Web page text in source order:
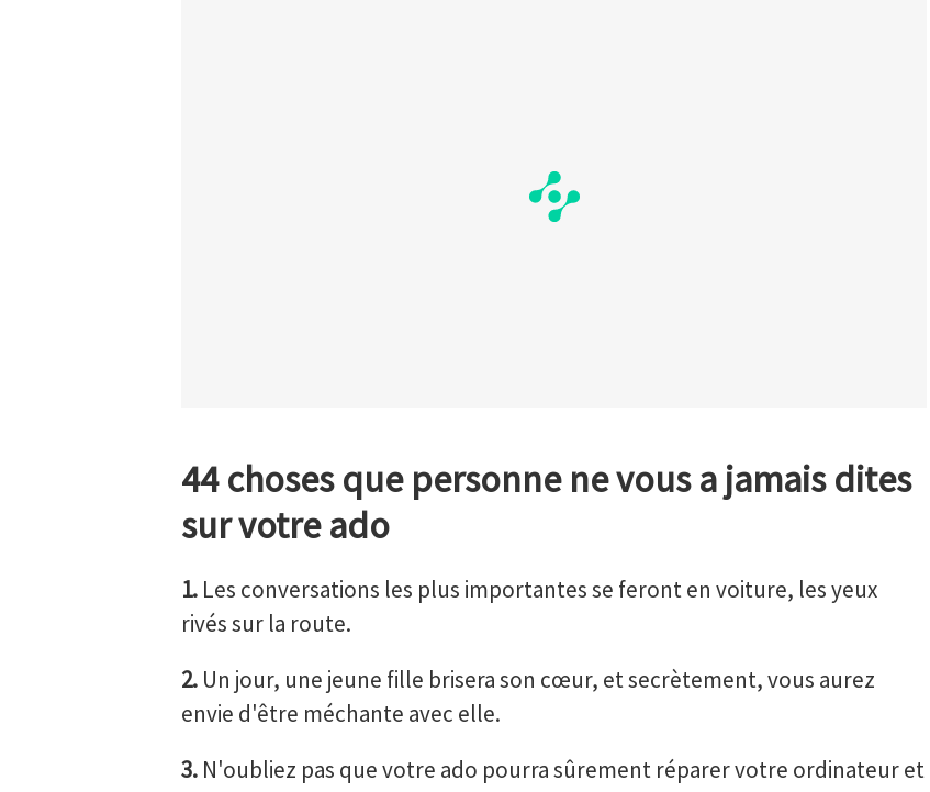
44 choses que personne ne vous a jamais dites
sur votre ado
1.Les conversations les plus importantes se feront en voiture, les yeux
rivés sur la route.
2.Un jour, une jeune fille brisera son cœur, et secrètement, vous aurez
envie d'être méchante avec elle.
3.N'oubliez pas que votre ado pourra sûrement réparer votre ordinateur et